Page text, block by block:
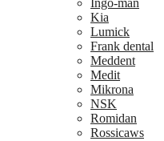
Kia
Lumick
Frank dental
Meddent
Medit
Mikrona
NSK
Romidan
Rossicaws